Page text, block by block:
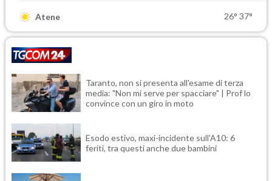
Atene 26° 37°
Taranto, non si presenta all'esame di terza
media: "Non mi serve per spacciare" | Prof lo
convince con un giro in moto
Esodo estivo, maxi-incidente sull'A10: 6
feriti, tra questi anche due bambini